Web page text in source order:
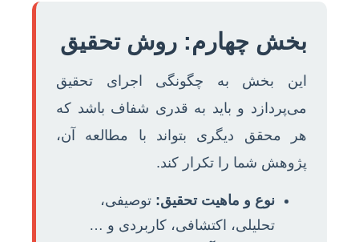
بخش چهارم: روش تحقیق
این بخش به چگونگی اجرای تحقیق
می‌پردازد و باید به قدری شفاف باشد که
هر محقق دیگری بتواند با مطالعه آن،
پژوهش شما را تکرار کند.
نوع و ماهیت تحقیق: توصیفی،
تحلیلی، اکتشافی، کاربردی و …